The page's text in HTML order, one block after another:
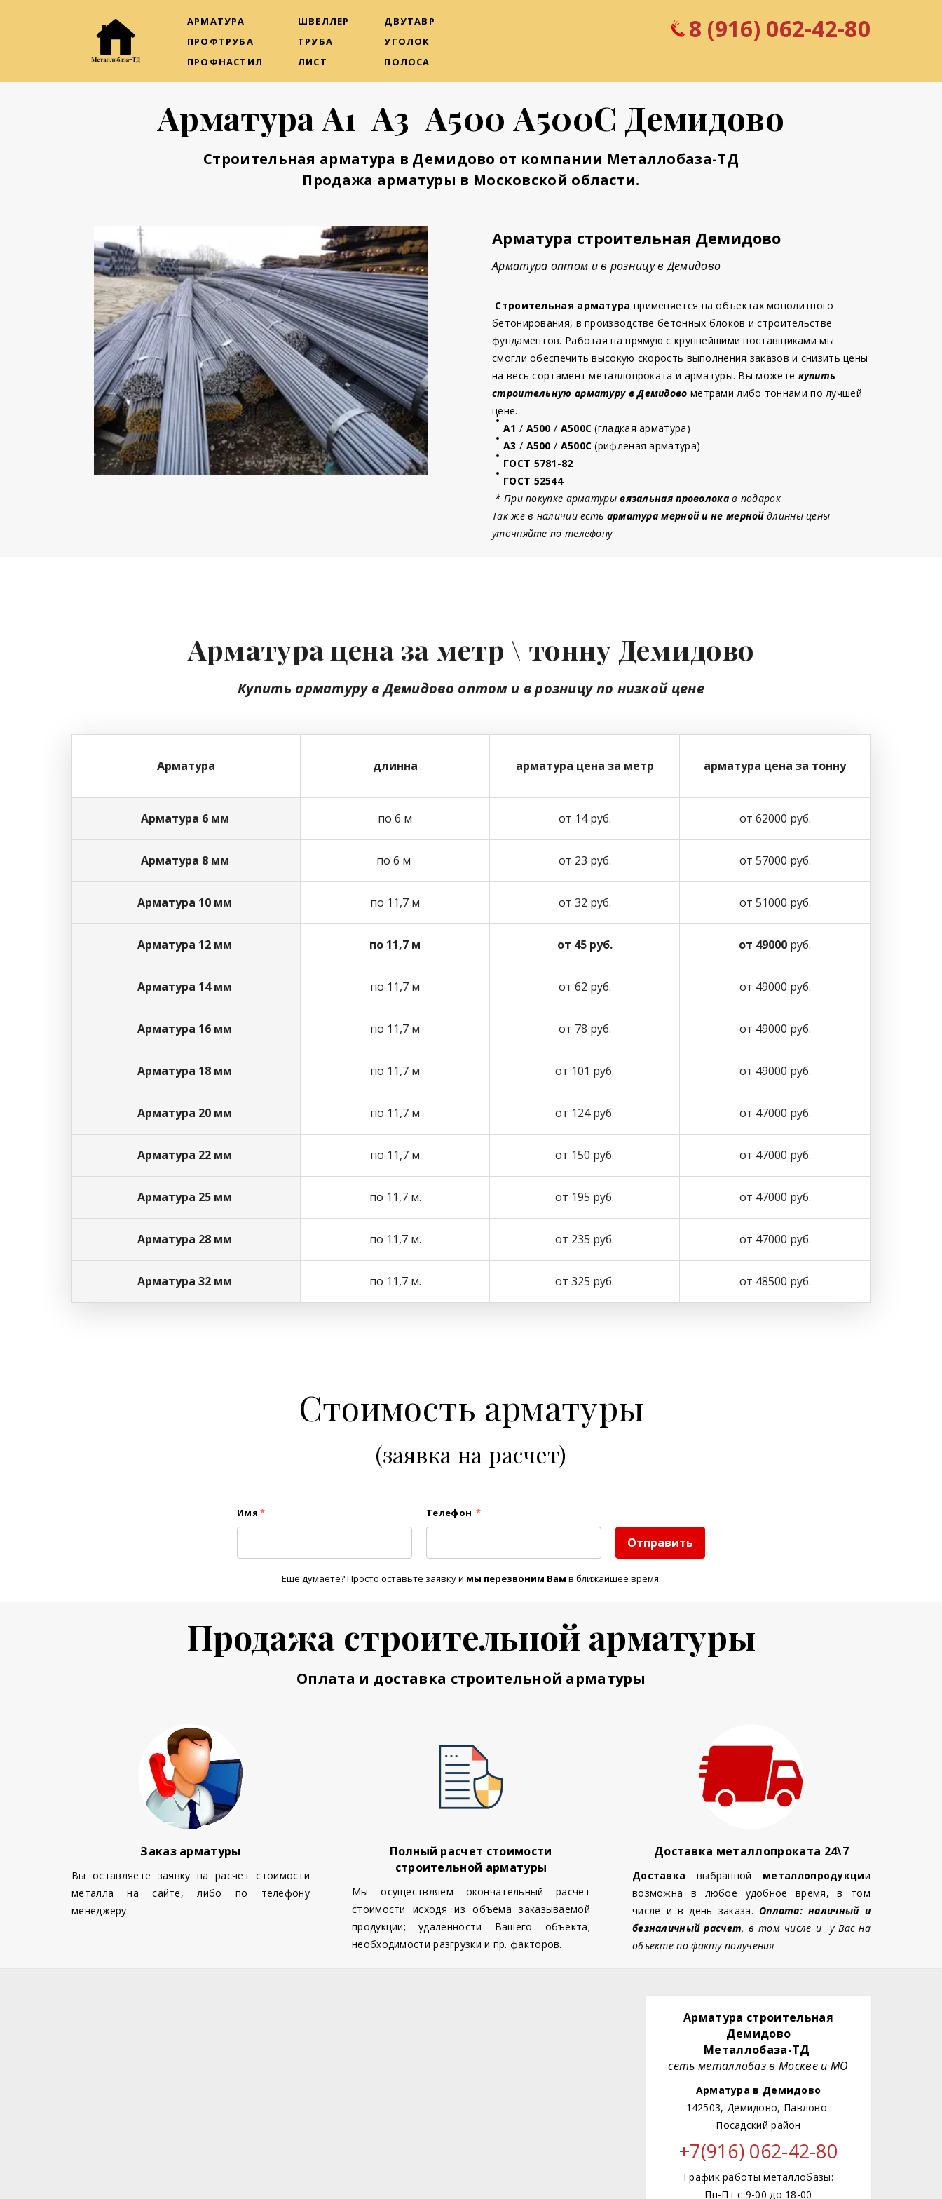
АРМАТУРА
ПРОФТРУБА
ПРОФНАСТИЛ
ШВЕЛЛЕР
ТРУБА
ЛИСТ
ДВУТАВР
УГОЛОК
ПОЛОСА
8 (916) 062-42-80
Арматура А1 А3 А500 А500С Демидово
Строительная арматура в Демидово от компании Металлобаза-ТД
Продажа арматуры в Московской области.
Арматура строительная Демидово
Арматура оптом и в розницу в Демидово
Строительная арматура применяется на объектах монолитного
бетонирования, в производстве бетонных блоков и строительстве
фундаментов. Работая на прямую с крупнейшими поставщиками мы
смогли обеспечить высокую скорость выполнения заказов и снизить цены
на весь сортамент металлопроката и арматуры. Вы можете купить
строительную арматуру в Демидово метрами либо тоннами по лучшей
цене.
А1 / А500 / А500С (гладкая арматура)
А3 / А500 / А500С (рифленая арматура)
ГОСТ 5781-82
ГОСТ 52544
* При покупке арматурывязальная проволокав подарок
Так же в наличии есть арматура мерной и не мернойдлинны цены
уточняйте по телефону
Арматура цена за метр \ тонну Демидово
Купить арматуру в Демидово оптоми в розницупо низкой цене
Арматура длинна арматура цена за метр арматура цена за тонну
Арматура 6 мм по 6 м от 14 руб. от 62000 руб.
Арматура 8 мм по 6 м от 23 руб. от 57000 руб.
Арматура 10 мм по 11,7 м от 32 руб. от 51000 руб.
Арматура 12 мм по 11,7 м от 45 руб. от 49000 руб.
Арматура 14 мм по 11,7 м от 62 руб. от 49000 руб.
Арматура 16 мм по 11,7 м от 78 руб. от 49000 руб.
Арматура 18 мм по 11,7 м от 101 руб. от 49000 руб.
Арматура 20 мм по 11,7 м от 124 руб. от 47000 руб.
Арматура 22 мм по 11,7 м от 150 руб. от 47000 руб.
Арматура 25 мм по 11,7 м. от 195 руб. от 47000 руб.
Арматура 28 мм по 11,7 м. от 235 руб. от 47000 руб.
Арматура 32 мм по 11,7 м. от 325 руб. от 48500 руб.
Стоимость арматуры
(заявка на расчет)
Имя * Телефон *
Отправить
Еще думаете? Просто оставьте заявку и мы перезвоним Вам в ближайшее время.
Продажа строительной арматуры
Оплата и доставка строительной арматуры
Заказ арматуры
Вы оставляете заявку на расчет стоимости
металла на сайте, либо по телефону
менеджеру.
Полный расчет стоимости
строительной арматуры
Мы осуществляем окончательный расчет
стоимости исходя из объема заказываемой
продукции; удаленности Вашего объекта;
необходимости разгрузки и пр. факторов.
Доставка металлопроката 24\7
Доставка выбранной металлопродукции
возможна в любое удобное время, в том
числе и в день заказа. Оплата: наличный и
безналичный расчет, в том числе и у Вас на
объекте по факту получения
Арматура строительная
Демидово
Металлобаза-ТД
сеть металлобаз в Москве и МО
Арматура в Демидово
142503, Демидово, Павлово-
Посадский район
+7(916) 062-42-80
График работы металлобазы:
Пн-Пт с 9-00 до 18-00